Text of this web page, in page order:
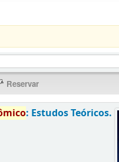
: Estudos Teóricos.